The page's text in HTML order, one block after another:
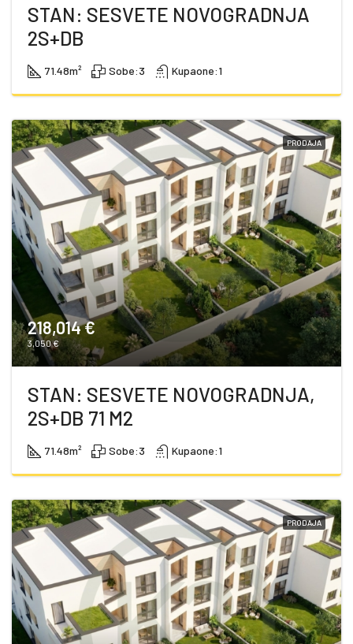
STAN: SESVETE NOVOGRADNJA
2S+DB
71.48m² Sobe:3 Kupaone:1
PRODAJA
218,014 €
3,050 €
STAN: SESVETE NOVOGRADNJA,
2S+DB 71 M2
71.48m² Sobe:3 Kupaone:1
PRODAJA